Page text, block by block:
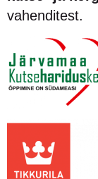
vahenditest.